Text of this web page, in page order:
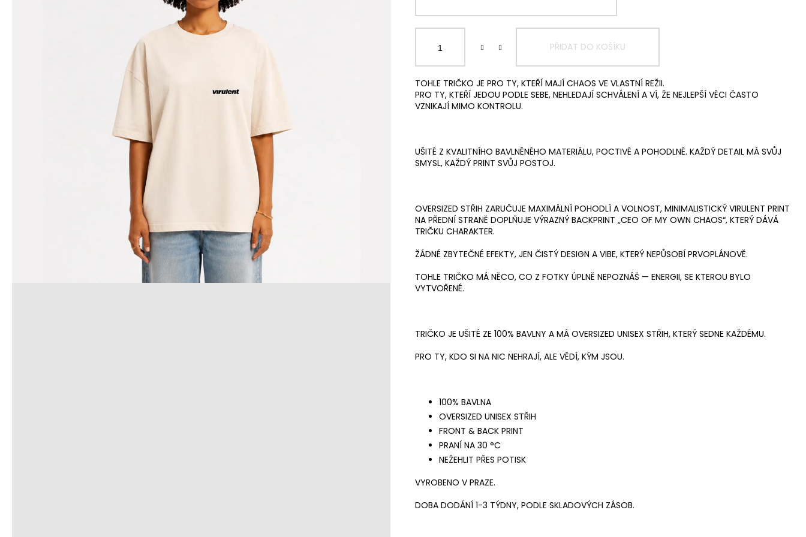
PŘIDAT DO KOŠÍKU
TOHLE TRIČKO JE PRO TY, KTEŘÍ MAJÍ CHAOS VE VLASTNÍ REŽII.
PRO TY, KTEŘÍ JEDOU PODLE SEBE, NEHLEDAJÍ SCHVÁLENÍ A VÍ, ŽE NEJLEPŠÍ VĚCI ČASTO
VZNIKAJÍ MIMO KONTROLU.
UŠITÉ Z KVALITNÍHO BAVLNĚNÉHO MATERIÁLU, POCTIVÉ A POHODLNÉ. KAŽDÝ DETAIL MÁ SVŮJ
SMYSL, KAŽDÝ PRINT SVŮJ POSTOJ.
OVERSIZED STŘIH ZARUČUJE MAXIMÁLNÍ POHODLÍ A VOLNOST, MINIMALISTICKÝ VIRULENT PRINT
NA PŘEDNÍ STRANĚ DOPLŇUJE VÝRAZNÝ BACKPRINT „CEO OF MY OWN CHAOS“, KTERÝ DÁVÁ
TRIČKU CHARAKTER.
ŽÁDNÉ ZBYTEČNÉ EFEKTY, JEN ČISTÝ DESIGN A VIBE, KTERÝ NEPŮSOBÍ PRVOPLÁNOVĚ.
TOHLE TRIČKO MÁ NĚCO, CO Z FOTKY ÚPLNĚ NEPOZNÁŠ — ENERGII, SE KTEROU BYLO
VYTVOŘENÉ.
TRIČKO JE UŠITÉ ZE 100% BAVLNY A MÁ OVERSIZED UNISEX STŘIH, KTERÝ SEDNE KAŽDÉMU.
PRO TY, KDO SI NA NIC NEHRAJÍ, ALE VĚDÍ, KÝM JSOU.
100% BAVLNA
OVERSIZED UNISEX STŘIH
FRONT & BACK PRINT
PRANÍ NA 30 °C
NEŽEHLIT PŘES POTISK
VYROBENO V PRAZE.
DOBA DODÁNÍ 1-3 TÝDNY, PODLE SKLADOVÝCH ZÁSOB.